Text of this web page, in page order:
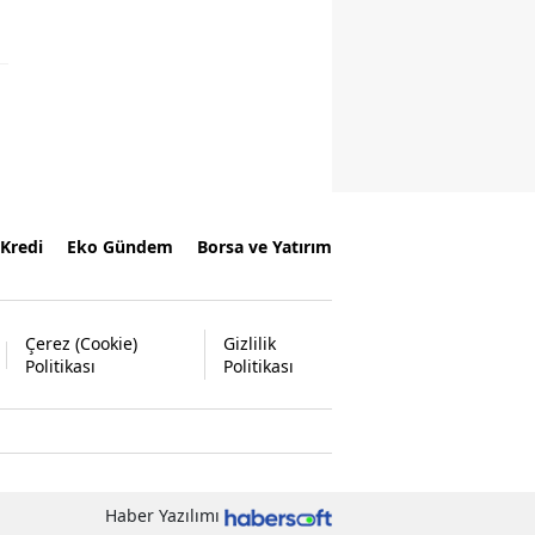
Kredi Eko Gündem Borsa ve Yatırım
Çerez (Cookie)
Politikası
Gizlilik
Politikası
Haber Yazılımı